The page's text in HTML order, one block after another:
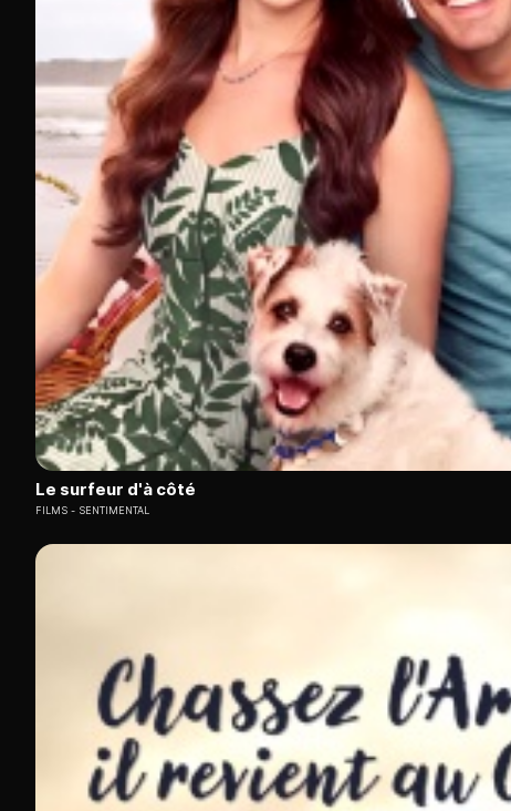
Le surfeur d'à côté
FILMS SENTIMENTAL